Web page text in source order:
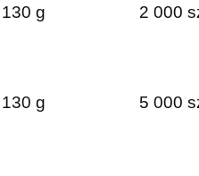
130 g 2 000
130 g 5 000